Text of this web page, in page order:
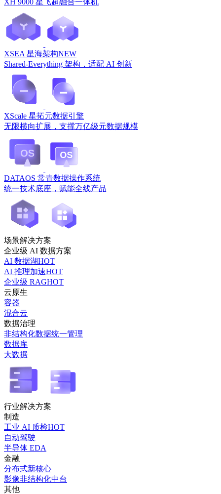
XH 9000 星飞超融合一体机
XSEA 星海架构NEW
Shared-Everything 架构，适配 AI 创新
XScale 星拓元数据引擎
无限横向扩展，支撑万亿级元数据规模
DATAOS 常青数据操作系统
统一技术底座，赋能全线产品
场景解决方案
企业级 AI 数据方案
AI 数据湖HOT
AI 推理加速HOT
企业级 RAGHOT
云原生
容器
混合云
数据治理
非结构化数据统一管理
数据库
大数据
行业解决方案
制造
工业 AI 质检HOT
自动驾驶
半导体 EDA
金融
分布式新核心
影像非结构化中台
其他